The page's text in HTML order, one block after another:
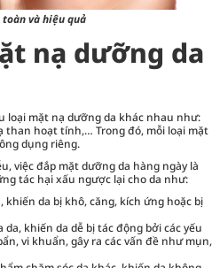
và hiệu quả
nạ dưỡng da
loại mặt nạ dưỡng da khác nhau như:
than hoạt tính,… Trong đó, mỗi loại mặt
dụng riêng.
việc đắp mặt dưỡng da hàng ngày là
tác hại xấu ngược lại cho da như:
khiến da bị khô, căng, kích ứng hoặc bị
khiến da dễ bị tác động bởi các yếu
vi khuẩn, gây ra các vấn đề như mụn,